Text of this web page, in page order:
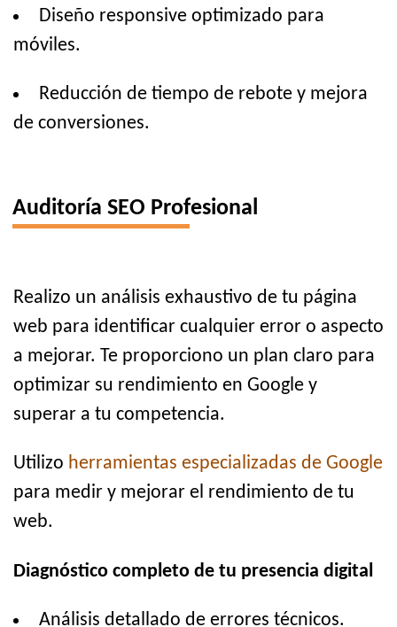
Diseño responsive optimizado para
móviles.
Reducción de tiempo de rebote y mejora
de conversiones.
Auditoría SEO Profesional
Realizo un análisis exhaustivo de tu página
web para identificar cualquier error o aspecto
a mejorar. Te proporciono un plan claro para
optimizar su rendimiento en Google y
superar a tu competencia.
Utilizo herramientas especializadas de Google
para medir y mejorar el rendimiento de tu
web.
Diagnóstico completo de tu presencia digital
Análisis detallado de errores técnicos.